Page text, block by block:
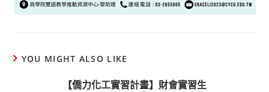
YOU MIGHT ALSO LIKE
【僑力化工實習計畫】財會實習生